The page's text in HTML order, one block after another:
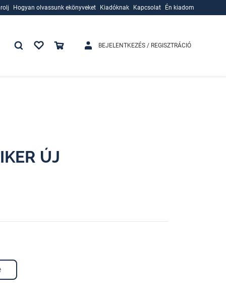
Hogyan olvassunk ekönyveket
Kiadóknak
Kapcsolat Én kiadom
BEJELENTKEZÉS / REGISZTRÁCIÓ
ÚJ